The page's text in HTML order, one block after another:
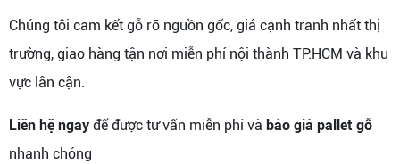
Chúng tôi cam kết gỗ rõ nguồn gốc, giá cạnh tranh nhất thị
trường, giao hàng tận nơi miễn phí nội thành TP.HCM và khu
vực lân cận.
Liên hệ ngay để được tư vấn miễn phí và báo giá pallet gỗ
nhanh chóng